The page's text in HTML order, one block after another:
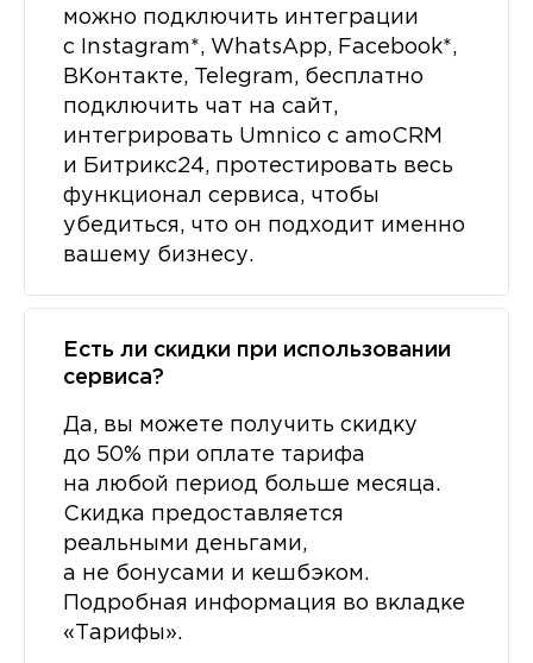
можно подключить интеграции
с Instagram*, WhatsApp, Facebook*,
ВКонтакте, Telegram, бесплатно
подключить чат на сайт,
интегрировать Umnico с amoCRM
и Битрикс24, протестировать весь
функционал сервиса, чтобы
убедиться, что он подходит именно
вашему бизнесу.
Есть ли скидки при использовании
сервиса?
Да, вы можете получить скидку
до 50% при оплате тарифа
на любой период больше месяца.
Скидка предоставляется
реальными деньгами,
а не бонусами и кешбэком.
Подробная информация во вкладке
«Тарифы».